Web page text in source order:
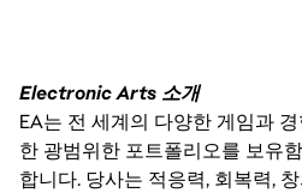
Electronic Arts 소개
EA는 전 세계의 다양한 게임과
한 광범위한 포트폴리오를 보유
합니다. 당사는 적응력, 회복력,